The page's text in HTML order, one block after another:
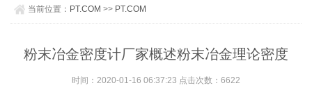
当前位置： PT.COM >> PT.COM
粉末冶金密度计厂家概述粉末冶金理论密度
时间：2020-01-16 06:37:23 点击次数：6622